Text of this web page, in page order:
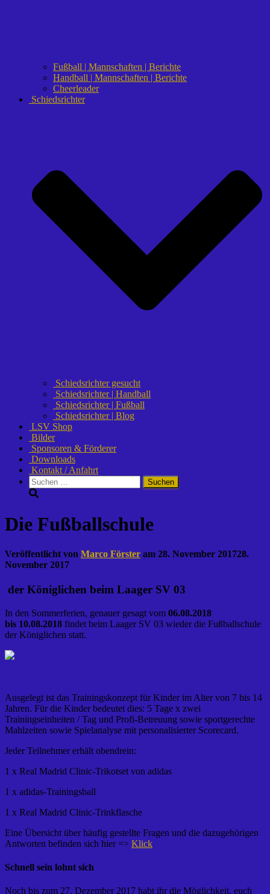
Fußball | Mannschaften | Berichte
Handball | Mannschaften | Berichte
Cheerleader
Schiedsrichter
Schiedsrichter gesucht
Schiedsrichter | Handball
Schiedsrichter | Fußball
Schiedsrichter | Blog
LSV Shop
Bilder
Sponsoren & Förderer
Downloads
Kontakt / Anfahrt
Suchen
nach:
Die Fußballschule
Veröffentlicht von Marco Förster am 28. November 201728.
November 2017
der Königlichen beim Laager SV 03
In den Sommerferien, genauer gesagt vom 06.08.2018
bis 10.08.2018 findet beim Laager SV 03 wieder die Fußballschule
der Königlichen statt.
Ausgelegt ist das Trainingskonzept für Kinder im Alter von 7 bis 14
Jahren. Für die Kinder bedeutet dies: 5 Tage x zwei
Trainingseinheiten / Tag und Profi-Betreuung sowie sportgerechte
Mahlzeiten sowie Spielanalyse mit personalisierter Scorecard.
Jeder Teilnehmer erhält obendrein:
1 x Real Madrid Clinic-Trikotset von adidas
1 x adidas-Trainingsball
1 x Real Madrid Clinic-Trinkflasche
Eine Übersicht über häufig gestellte Fragen und die dazugehörigen
Antworten befinden sich hier => Klick
Schnell sein lohnt sich
Noch bis zum 27. Dezember 2017 habt ihr die Möglichkeit, euch